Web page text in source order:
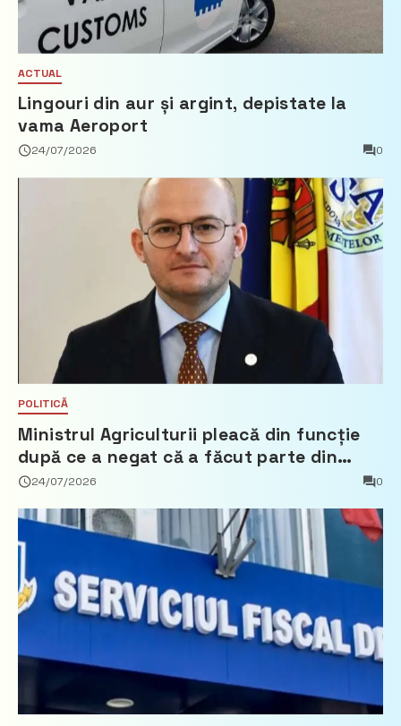
ACTUAL
Lingouri din aur și argint, depistate la
vama Aeroport
24/07/2026 0
POLITICĂ
Ministrul Agriculturii pleacă din funcție
după ce a negat că a făcut parte din
Partidul Democrat
24/07/2026 0